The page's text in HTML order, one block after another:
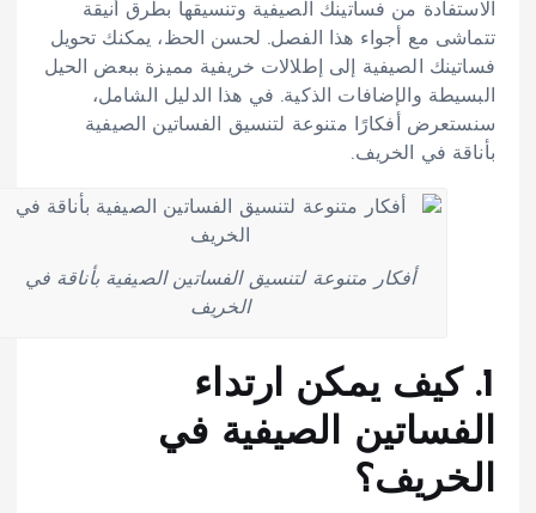
الاستفادة من فساتينك الصيفية وتنسيقها بطرق أنيقة
تتماشى مع أجواء هذا الفصل. لحسن الحظ، يمكنك تحويل
فساتينك الصيفية إلى إطلالات خريفية مميزة ببعض الحيل
البسيطة والإضافات الذكية. في هذا الدليل الشامل،
سنستعرض أفكارًا متنوعة لتنسيق الفساتين الصيفية
بأناقة في الخريف.
أفكار متنوعة لتنسيق الفساتين الصيفية بأناقة في
الخريف
1. كيف يمكن ارتداء
الفساتين الصيفية في
الخريف؟